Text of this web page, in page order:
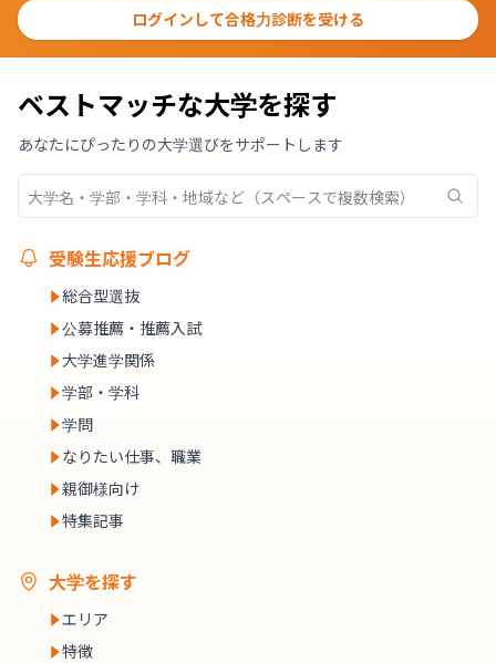
ログインして合格力診断を受ける
ベストマッチな大学を探す
あなたにぴったりの大学選びをサポートします
受験生応援ブログ
総合型選抜
公募推薦・推薦入試
大学進学関係
学部・学科
学問
なりたい仕事、職業
親御様向け
特集記事
大学を探す
エリア
特徴